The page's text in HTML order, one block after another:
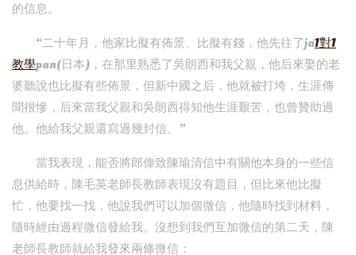
的信息。
“二十年月，他家比擬有佈景、比擬有錢，他先往了ja1對1
教學pan(日本)，在那里熟悉了吳朗西和我父親，他后來娶的老
婆聽說也比擬有些佈景，但新中國之后，他就被打垮，生涯傳
聞很慘，后來當我父親和吳朗西得知他生涯艱苦，也曾贊助過
他。他給我父親還寫過幾封信。”
當我表現，能否將郎偉致陳瑜清信中有關他本身的一些信
息供給時，陳毛英老師長教師表現沒有題目，但比來他比擬
忙，他要找一找，他說我們可以加個微信，他隨時找到材料，
隨時經由過程微信發給我。沒想到我們互加微信的第二天，陳
老師長教師就給我發來兩條微信：